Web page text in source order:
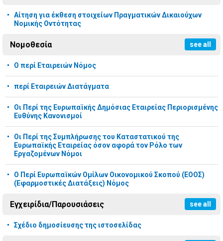
Αίτηση για έκθεση στοιχείων Πραγματικών Δικαιούχων
Νομικής Οντότητας
Νομοθεσία see all
Ο περί Εταιρειών Νόμος
περί Εταιρειών Διατάγματα
Οι Περί της Ευρωπαϊκής Δημόσιας Εταιρείας Περιορισμένης
Ευθύνης Κανονισμοί
Οι Περί της Συμπλήρωσης του Καταστατικού της
Ευρωπαϊκής Εταιρείας όσον αφορά τον Ρόλο των
Εργαζομένων Νόμοι
Ο Περί Ευρωπαϊκών Ομίλων Οικονομικού Σκοπού (ΕΟΟΣ)
(Εφαρμοστικές Διατάξεις) Νόμος
Εγχειρίδια/Παρουσιάσεις see all
Σχέδιο δημοσίευσης της ιστοσελίδας